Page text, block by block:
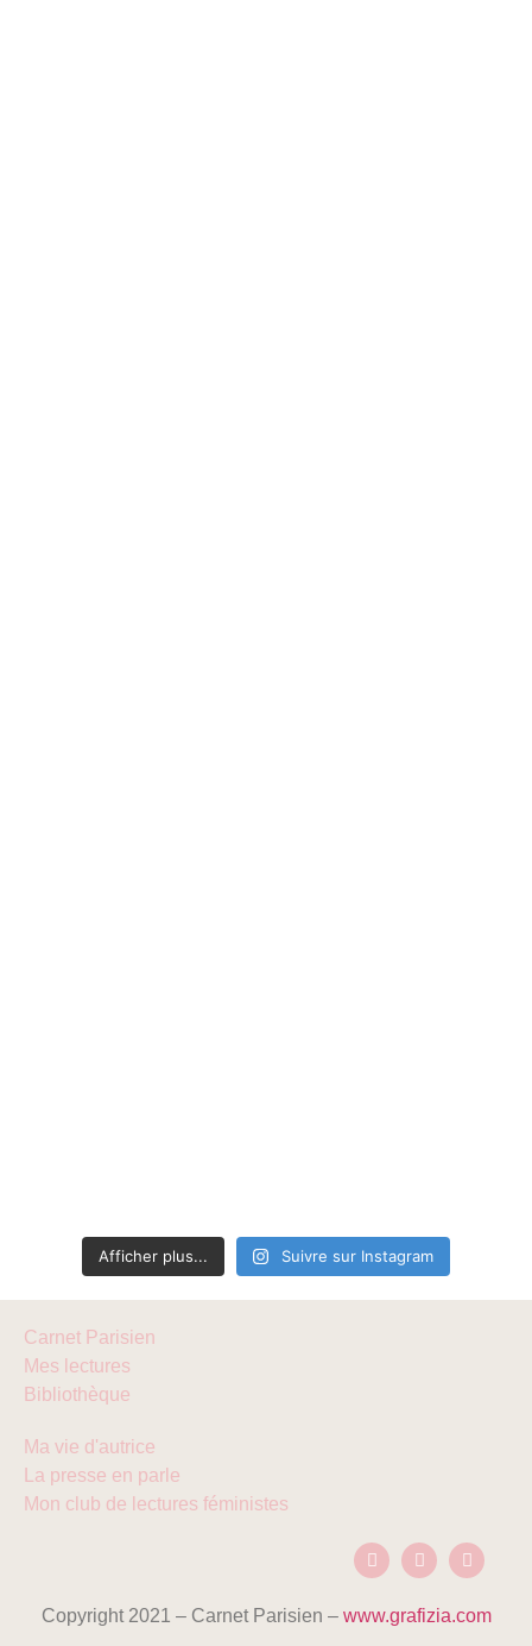
Afficher plus... Suivre sur Instagram
Carnet Parisien
Mes lectures
Bibliothèque
Ma vie d'autrice
La presse en parle
Mon club de lectures féministes
Copyright 2021 – Carnet Parisien – www.grafizia.com